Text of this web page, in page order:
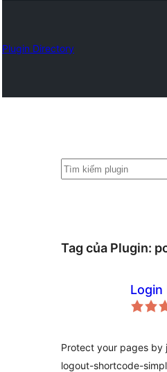
Plugin Directory
Tìm
Tag của Plugin:
Login
Protect your pages by
logout-shortcode-